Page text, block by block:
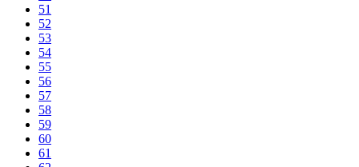
51
52
53
54
55
56
57
58
59
60
61